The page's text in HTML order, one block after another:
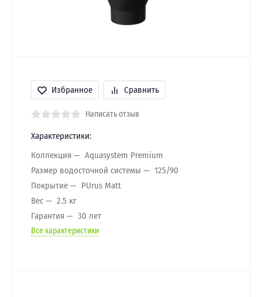
Избранное Сравнить
Написать отзыв
Характеристики:
Коллекция
Aquasystem Premium
Размер водосточной системы
125/90
Покрытие
PUrus Matt
Вес
2.5 кг
Гарантия
30 лет
Все характеристики